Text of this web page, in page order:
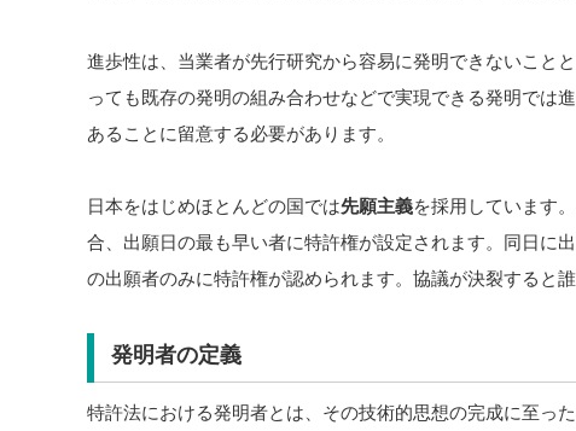
進歩性は、当業者が先行研究から容易に発明できないこと
っても既存の発明の組み合わせなどで実現できる発明では
あることに留意する必要があります。
日本をはじめほとんどの国では先願主義を採用しています
合、出願日の最も早い者に特許権が設定されます。同日に
の出願者のみに特許権が認められます。協議が決裂すると
発明者の定義
特許法における発明者とは、その技術的思想の完成に至っ